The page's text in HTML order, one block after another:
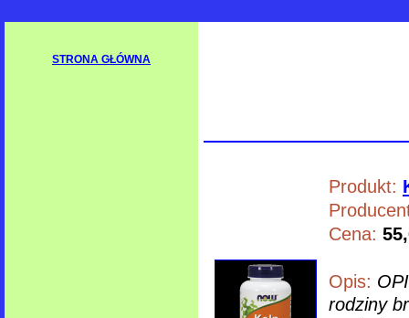
STRONA GŁÓWNA
Produkt:
Cena:
Opis:
rodziny